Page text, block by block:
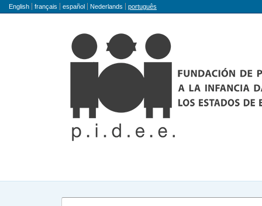
Idioma
English français español Nederlands português